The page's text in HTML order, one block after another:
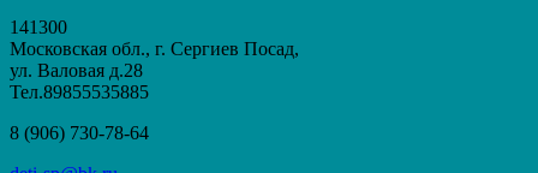
141300
Московская обл., г. Сергиев Посад,
ул. Валовая д.28
Тел.89855535885
8 (906) 730-78-64